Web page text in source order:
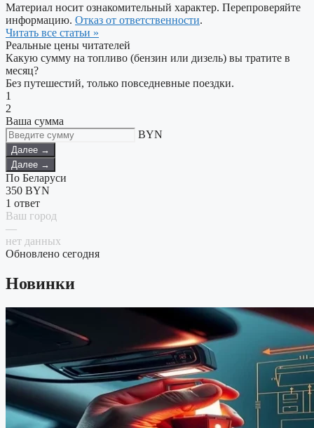
Материал носит ознакомительный характер. Перепроверяйте
информацию. Отказ от ответственности.
Читать все статьи »
Реальные цены читателей
Какую сумму на топливо (бензин или дизель) вы тратите в
месяц?
Без путешестий, только повседневные поездки.
1
2
Ваша сумма
BYN
Далее →
Далее →
По Беларуси
350 BYN
1 ответ
Ваш город
—
нет данных
Обновлено сегодня
Новинки